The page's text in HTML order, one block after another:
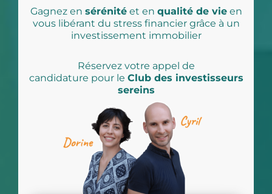
Gagnez en sérénitéet en qualité de vieen
vous libérant du stress financier grâce à un
investissement immobilier
Réservez votre appel de
candidature pour le Club des investisseurs
sereins